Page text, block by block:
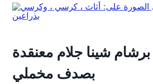
شينا جلام معنقدة
بصدف مخملي